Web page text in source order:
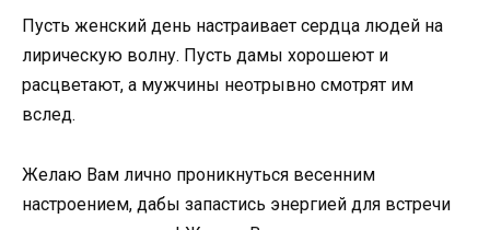
Пусть женский день настраивает сердца людей на
лирическую волну. Пусть дамы хорошеют и
расцветают, а мужчины неотрывно смотрят им
вслед.
Желаю Вам лично проникнуться весенним
настроением, дабы запастись энергией для встречи